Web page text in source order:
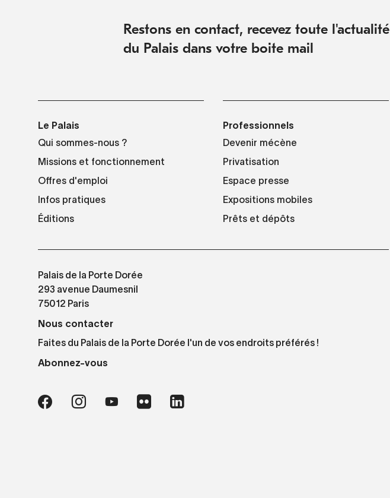
Restons en contact, recevez toute l'actualité
du Palais dans votre boite mail
Le Palais
Qui sommes-nous ?
Missions et fonctionnement
Offres d'emploi
Infos pratiques
Éditions
Professionnels
Devenir mécène
Privatisation
Espace presse
Expositions mobiles
Prêts et dépôts
Palais de la Porte Dorée
293 avenue Daumesnil
75012 Paris
Nous contacter
Faites du Palais de la Porte Dorée l'un de vos endroits préférés !
Abonnez-vous